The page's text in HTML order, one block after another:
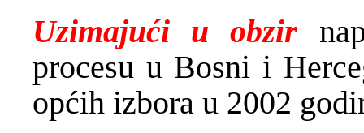
Uzimajući u obzir
procesu u Bosni i
općih izbora u 2002